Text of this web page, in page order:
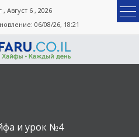
, Август 6 , 2026
06/08/26, 18:21
и урок №4